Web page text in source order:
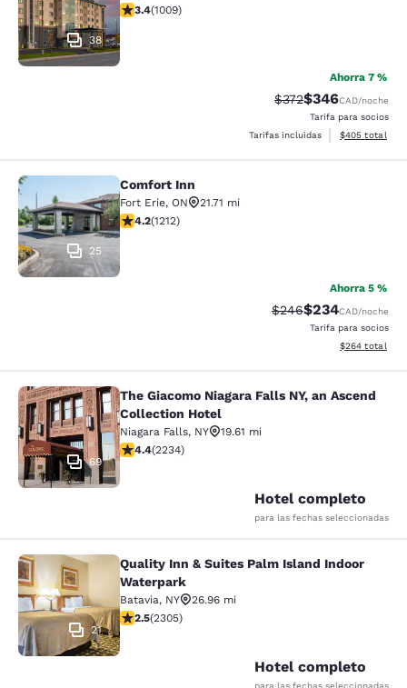
38
calificación de 3.4 estrellas. Bueno. 1009 reseñas
3.4(1009)
Ahorra 7 %
Precio tachado:
$372Precio con
$346CAD/noche
Tarifa para socios
Tarifas incluidas
Ver detalles
$405 total
Comfort Inn
25
Comfort Inn
Fort Erie, ON
21.71 mi
calificación de 4.16 estrellas. Muy bueno. 1212 reseñas
4.2(1212)
Ahorra 5 %
Precio tachado:
$246Precio con
$234CAD/noche
Tarifa para socios
Ver detalles
$264 total
The Giacomo Niagara Falls NY, an
69
The Giacomo Niagara Falls NY, an Ascend
Collection Hotel
Niagara Falls, NY
19.61 mi
calificación de 4.37 estrellas. Excelente. 2234 reseñas
4.4(2234)
Hotel completo
para las fechas seleccionadas
Quality Inn & Suites Palm Island
21
Quality Inn & Suites Palm Island Indoor
Waterpark
Batavia, NY
26.96 mi
calificación de 2.52 estrellas. Feria. 2305 reseñas
2.5(2305)
Hotel completo
para las fechas seleccionadas